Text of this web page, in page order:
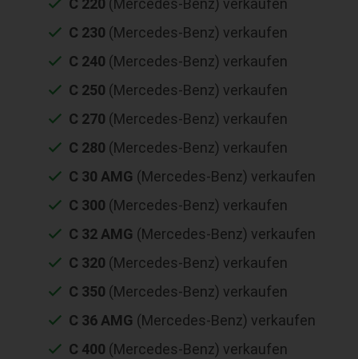
C 220 (Mercedes-Benz) verkaufen
C 230 (Mercedes-Benz) verkaufen
C 240 (Mercedes-Benz) verkaufen
C 250 (Mercedes-Benz) verkaufen
C 270 (Mercedes-Benz) verkaufen
C 280 (Mercedes-Benz) verkaufen
C 30 AMG (Mercedes-Benz) verkaufen
C 300 (Mercedes-Benz) verkaufen
C 32 AMG (Mercedes-Benz) verkaufen
C 320 (Mercedes-Benz) verkaufen
C 350 (Mercedes-Benz) verkaufen
C 36 AMG (Mercedes-Benz) verkaufen
C 400 (Mercedes-Benz) verkaufen